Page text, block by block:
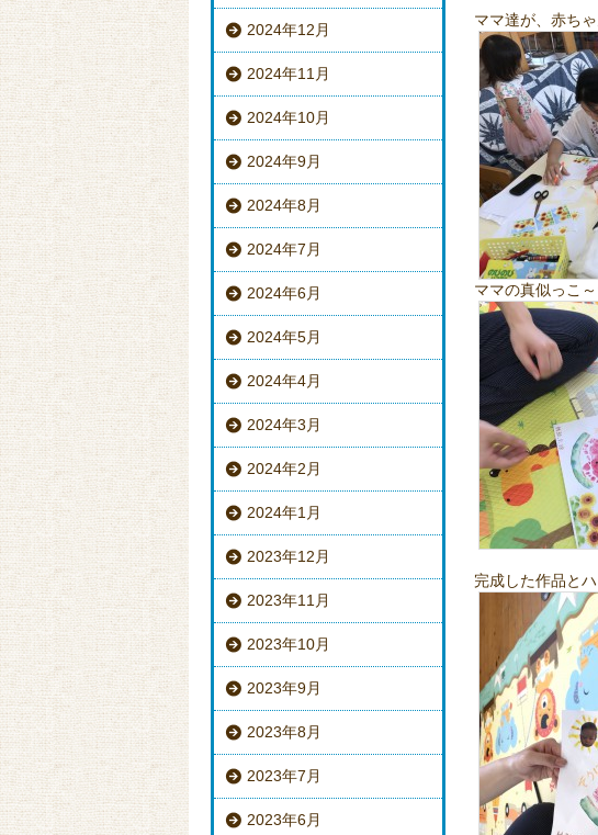
2024年12月
2024年11月
2024年10月
2024年9月
2024年8月
2024年7月
2024年6月
2024年5月
2024年4月
2024年3月
2024年2月
2024年1月
2023年12月
2023年11月
2023年10月
2023年9月
2023年8月
2023年7月
2023年6月
ママ達が、赤ち
ママの真似っこ
完成した作品とハ